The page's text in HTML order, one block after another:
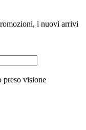
i nuovi arrivi
preso visione